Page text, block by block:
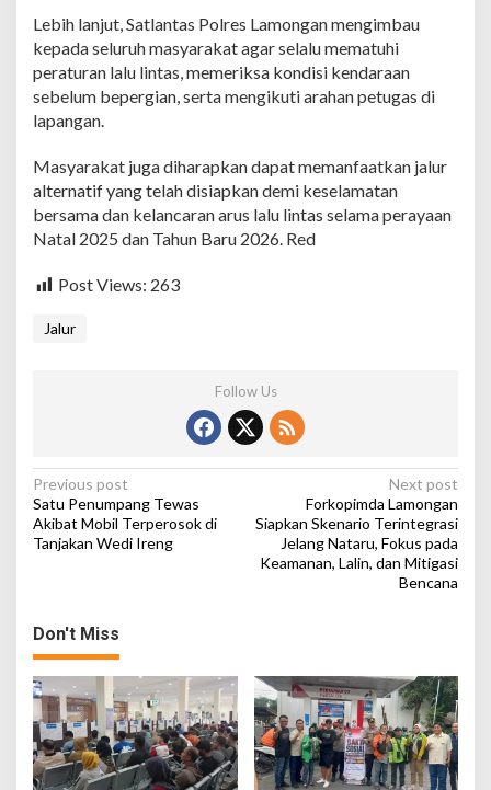
t
e
r
n
f
Lebih lanjut, Satlantas Polres Lamongan mengimbau
kepada seluruh masyarakat agar selalu mematuhi
peraturan lalu lintas, memeriksa kondisi kendaraan
sebelum bepergian, serta mengikuti arahan petugas di
lapangan.
Masyarakat juga diharapkan dapat memanfaatkan jalur
alternatif yang telah disiapkan demi keselamatan
bersama dan kelancaran arus lalu lintas selama perayaan
Natal 2025 dan Tahun Baru 2026. Red
Post Views: 263
Jalur
Follow Us
P
o
s
a
v
i
g
a
Previous post
Satu Penumpang Tewas
Akibat Mobil Terperosok di
Tanjakan Wedi Ireng
Next post
Forkopimda Lamongan
Siapkan Skenario Terintegrasi
Jelang Nataru, Fokus pada
Keamanan, Lalin, dan Mitigasi
Bencana
Don't Miss